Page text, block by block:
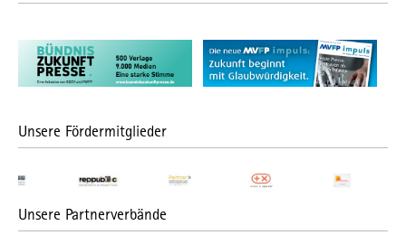
Unsere Fördermitglieder
Unsere Partnerverbände